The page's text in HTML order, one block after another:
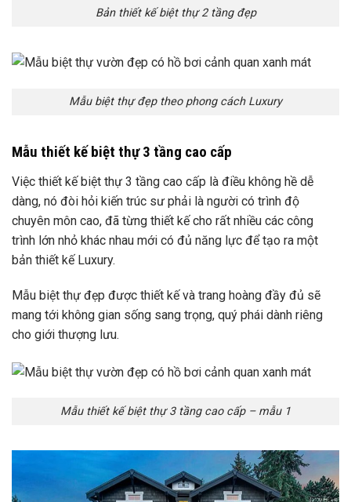
Bản thiết kế biệt thự 2 tầng đẹp
Mẫu biệt thự đẹp theo phong cách Luxury
Mẫu thiết kế biệt thự 3 tầng cao cấp
Việc thiết kế biệt thự 3 tầng cao cấp là điều không hề dễ
dàng, nó đòi hỏi kiến trúc sư phải là người có trình độ
chuyên môn cao, đã từng thiết kế cho rất nhiều các công
trình lớn nhỏ khác nhau mới có đủ năng lực để tạo ra một
bản thiết kế Luxury.
Mẫu biệt thự đẹp được thiết kế và trang hoàng đầy đủ sẽ
mang tới không gian sống sang trọng, quý phái dành riêng
cho giới thượng lưu.
Mẫu thiết kế biệt thự 3 tầng cao cấp – mẫu 1